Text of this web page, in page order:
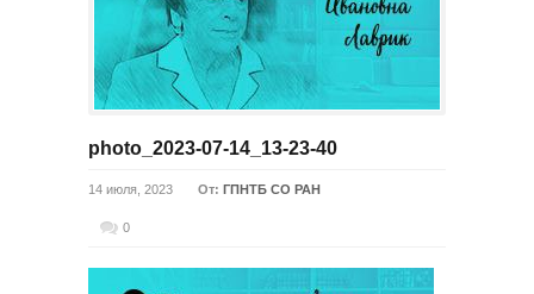
photo_2023-07-14_13-23-40
14 июля, 2023 От: ГПНТБ СО РАН
0